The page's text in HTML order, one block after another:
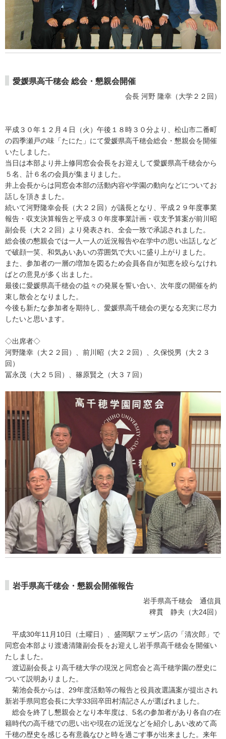
愛媛県高千穂会 総会・懇親会開催
会長 河野 隆幸（大学２２回）
平成３０年１２月４日（火）午後１８時３０分より、松山市二番町
の四季瀬戸の味「たにた」にて愛媛県高千穂会総会・懇親会を開催
いたしました。
当日は本部より井上修同窓会会長をお迎えして愛媛県高千穂会から
５名、計６名の会員が集まりました。
井上会長からは同窓会本部の活動内容や学園の動向などについてお
話しを頂きました。
続いて河野隆幸会長（大２２回）が議長となり、平成２９年度事業
報告・収支決算報告と平成３０年度事業計画・収支予算案が前川昭
副会長（大２２回）より発表され、全会一致で承認されました。
総会後の懇親会では一人一人の近況報告や在学中の思い出話しなど
で破顔一笑、和気あいあいの雰囲気で大いに盛り上がりました。
また、参加者の一層の増加を図るため会員各自が知恵を絞らなけれ
ばとの意見が多く出ました。
最後に愛媛県高千穂会の益々の発展を誓い合い、次年度の開催を約
束し散会となりました。
今後も新たな参加者を期待し、愛媛県高千穂会の更なる充実に尽力
したいと思います。
◇出席者◇
河野隆幸（大２２回）、前川昭（大２２回）、久保悦男（大２３
回）
冨永茂（大２５回）、篠原賢之（大３７回）
岩手県高千穂会・懇親会開催報告
岩手県高千穂会 通信員
稗貫 静夫（大24回）
平成30年11月10日（土曜日）、盛岡駅フェザン店の「清次郎」で
同窓会本部より渡邊清隆副会長をお迎えし岩手県高千穂会を開催い
たしました。
渡辺副会長より高千穂大学の現況と同窓会と高千穂学園の歴史に
ついて説明ありました。
菊池会長からは、29年度活動等の報告と役員改選議案が提出され
新岩手県同窓会長に大学33回卒田村清記さんが選ばれました。
総会を終了し懇親会となり本年度は、5名の参加者があり各自の在
籍時代の高千穂での思い出や現在の近況などを紹介しあい改めて高
千穂の歴史を感じる有意義なひと時を過ごす事が出来ました。来年